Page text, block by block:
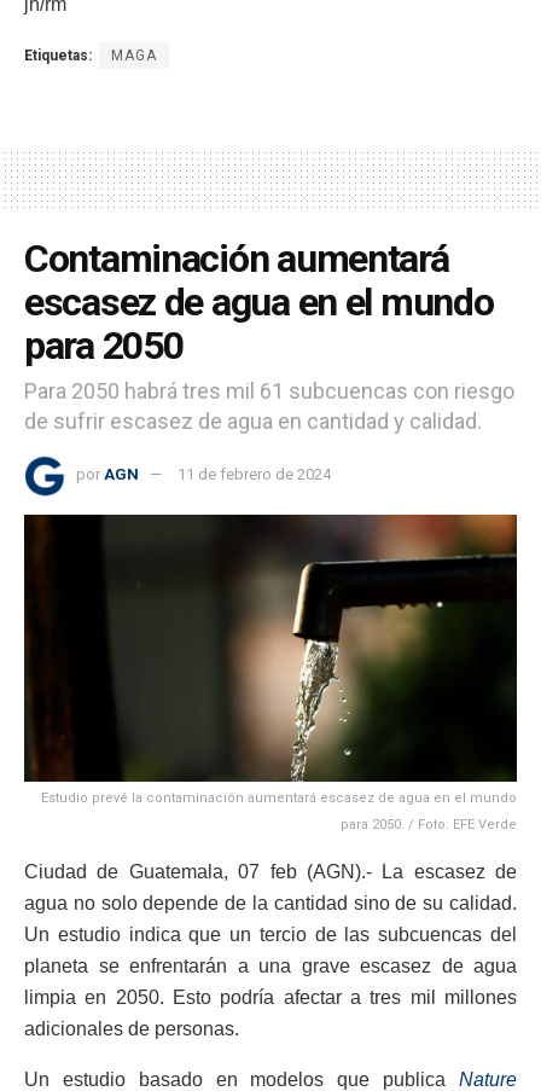
Etiquetas: MAGA
Contaminación aumentará
escasez de agua en el mundo
para 2050
Para 2050 habrá tres mil 61 subcuencas con riesgo
de sufrir escasez de agua en cantidad y calidad.
por AGN 11 de febrero de 2024
Estudio prevé la contaminación aumentará escasez de agua en el mundo
para 2050. / Foto: EFE Verde
Ciudad de Guatemala, 07 feb (AGN).- La escasez de
agua no solo depende de la cantidad sino de su calidad.
Un estudio indica que un tercio de las subcuencas del
planeta se enfrentarán a una grave escasez de agua
limpia en 2050. Esto podría afectar a tres mil millones
adicionales de personas.
Un estudio basado en modelos que publica Nature